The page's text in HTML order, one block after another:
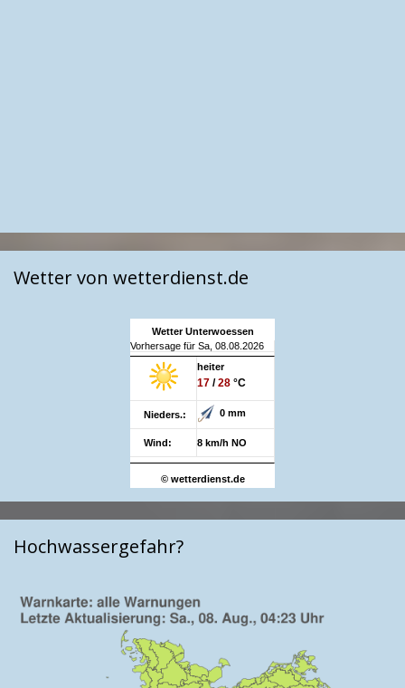
Wetter von wetterdienst.de
Wetter Unterwoessen
Vorhersage für Sa, 08.08.2026
heiter
17 /28 °C
Nieders.: 0 mm
Wind: 8 km/h NO
© wetterdienst.de
Hochwassergefahr?